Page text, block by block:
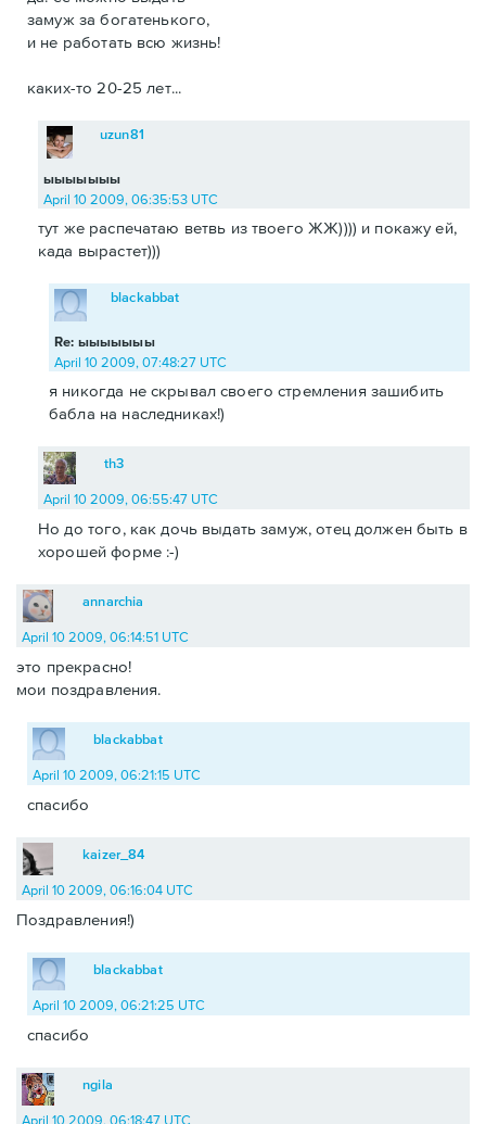
замуж за богатенького,
и не работать всю жизнь!
каких-то 20-25 лет...
ыыыыыыы
uzun81
April 10 2009, 06:35:53 UTC
тут же распечатаю ветвь из твоего ЖЖ)))) и покажу ей,
када вырастет)))
Re: ыыыыыыы
blackabbat
April 10 2009, 07:48:27 UTC
я никогда не скрывал своего стремления зашибить
бабла на наследниках!)
th3
April 10 2009, 06:55:47 UTC
Но до того, как дочь выдать замуж, отец должен быть в
хорошей форме :-)
annarchia
April 10 2009, 06:14:51 UTC
это прекрасно!
мои поздравления.
blackabbat
April 10 2009, 06:21:15 UTC
спасибо
kaizer_84
April 10 2009, 06:16:04 UTC
Поздравления!)
blackabbat
April 10 2009, 06:21:25 UTC
спасибо
ngila
April 10 2009, 06:18:47 UTC